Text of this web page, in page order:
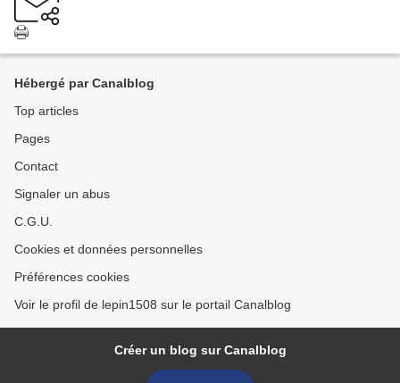
Hébergé par Canalblog
Top articles
Pages
Contact
Signaler un abus
C.G.U.
Cookies et données personnelles
Préférences cookies
Voir le profil de lepin1508 sur le portail Canalblog
Créer un blog sur Canalblog